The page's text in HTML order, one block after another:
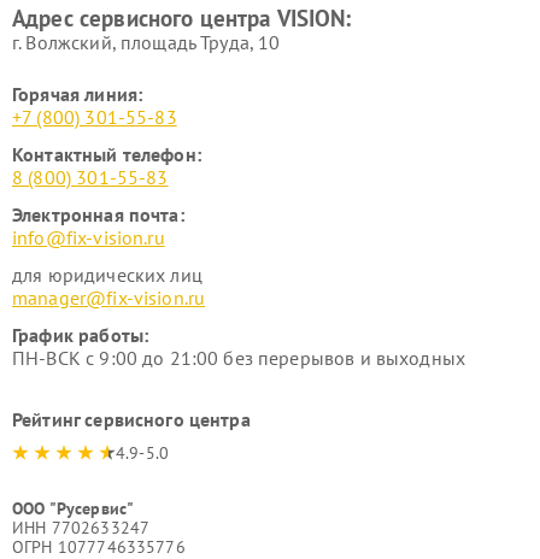
Адрес сервисного центра VISION:
г. Волжский, площадь Труда, 10
Горячая линия:
+7 (800) 301-55-83
Контактный телефон:
8 (800) 301-55-83
Электронная почта:
info@fix-vision.ru
для юридических лиц
manager@fix-vision.ru
График работы:
ПН-ВСК с 9:00 до 21:00 без перерывов и выходных
Рейтинг сервисного центра
4.9-5.0
ООО "Русервис"
ИНН 7702633247
ОГРН 1077746335776